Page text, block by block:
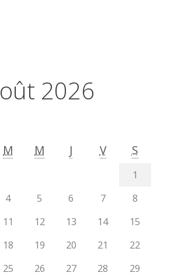
2026
M M J V S
1
4 5 6 7
8
11 12 13 14
15
18 19 20 21
22
25 26 27 28
29